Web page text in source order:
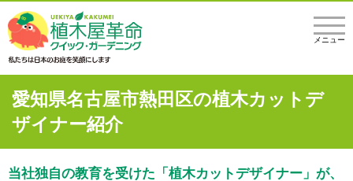
メニュー
愛知県名古屋市熱田区の植木カットデ
ザイナー紹介
当社独自の教育を受けた「植木カットデザイナー」が、